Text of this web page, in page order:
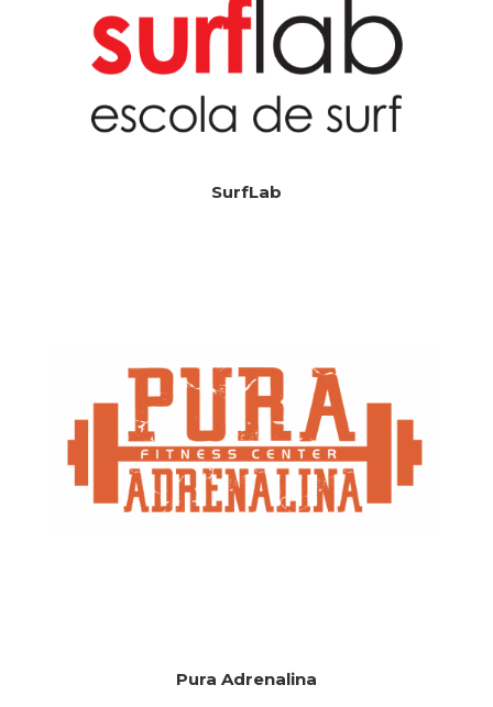
SurfLab
Pura Adrenalina